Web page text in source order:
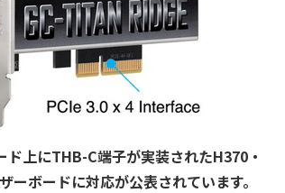
ド上にTHB-C端子が実装されたH370・
ボードに対応が公表されています。